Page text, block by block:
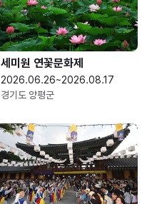
세미원 연꽃문화제
2026.06.26~2026.08.17
경기도 양평군